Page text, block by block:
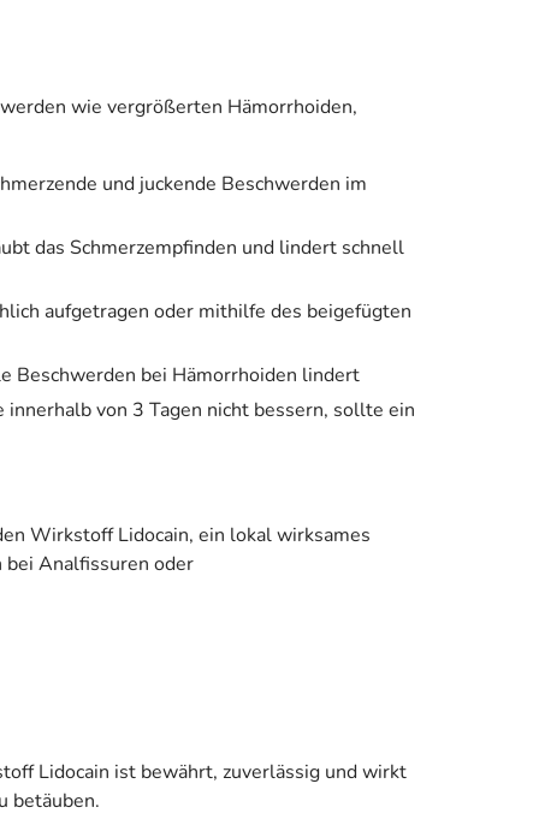
wie vergrößerten Hämorrhoiden,
und juckende Beschwerden im
das Schmerzempfinden und lindert schnell
aufgetragen oder mithilfe des beigefügten
Beschwerden bei Hämorrhoiden lindert
von 3 Tagen nicht bessern, sollte ein
Wirkstoff Lidocain, ein lokal wirksames
bei Analfissuren oder
Lidocain ist bewährt, zuverlässig und wirkt
betäuben.